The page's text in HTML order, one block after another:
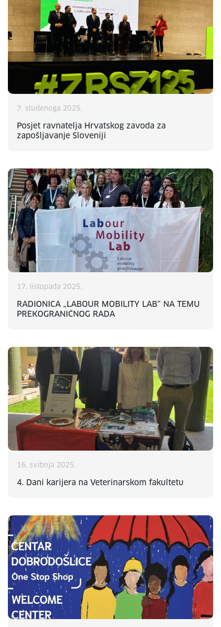
7. studenoga 2025.
Posjet ravnatelja Hrvatskog zavoda za
zapošljavanje Sloveniji
17. listopada 2025.
RADIONICA „LABOUR MOBILITY LAB“ NA TEMU
PREKOGRANIČNOG RADA
16. svibnja 2025.
4. Dani karijera na Veterinarskom fakultetu